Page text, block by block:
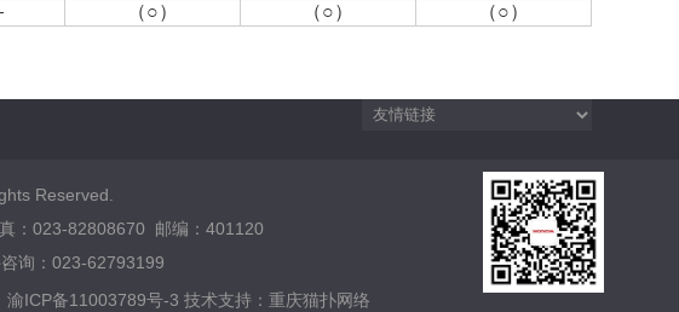
（○） （○）
（○）
Reserved.
：023-82808670 邮编：401120
询：023-62793199
渝ICP备11003789号-3 技术支持： 重庆猫扑网络